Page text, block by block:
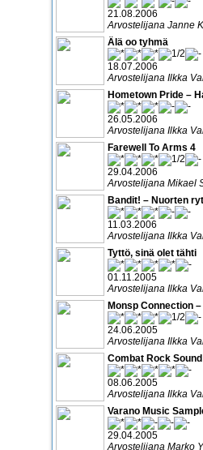
21.08.2006
Arvostelijana Janne
Älä oo tyhmä
18.07.2006
Arvostelijana Ilkka
Hometown Pride –
26.05.2006
Arvostelijana Ilkka
Farewell To Arms 4
29.04.2006
Arvostelijana Mikael
Bandit! – Nuorten
11.03.2006
Arvostelijana Ilkka
Tyttö, sinä olet tähti
01.11.2005
Arvostelijana Ilkka
Monsp Connection
24.06.2005
Arvostelijana Ilkka
Combat Rock Sound
08.06.2005
Arvostelijana Ilkka
Varano Music
29.04.2005
Arvostelijana Marko